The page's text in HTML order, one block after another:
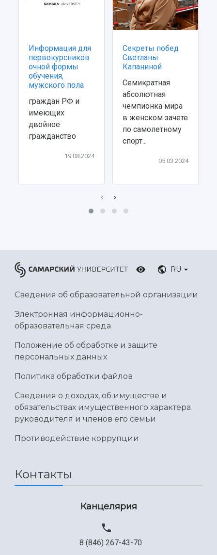
Информация для
первокурсников
очной формы
обучения,
мужского пола
граждан РФ и
имеющих
двойное
гражданство
19.08.2024
Секреты побед
Светланы
Капаниной
Семикратная
абсолютная
чемпионка мира
в женском зачете
по самолетному
спорт...
05.03.2024
RU
Сведения об образовательной организации
Электронная информационно-
образовательная среда
Положение об обработке и защите
персональных данных
Политика обработки файлов
Сведения о доходах, об имуществе и
обязательствах имущественного характера
руководителя и членов его семьи
Противодействие коррупции
Контакты
Канцелярия
8 (846) 267-43-70